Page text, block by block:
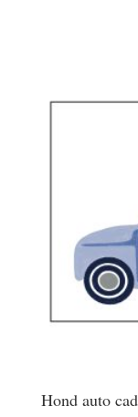
Hond auto